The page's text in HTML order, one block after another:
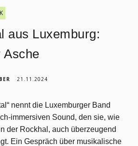
aus Luxemburg:
Asche
21.11.2024
nennt die Luxemburger Band
immersiven Sound, den sie, wie
der Rockhal, auch überzeugend
Ein Gespräch über musikalische